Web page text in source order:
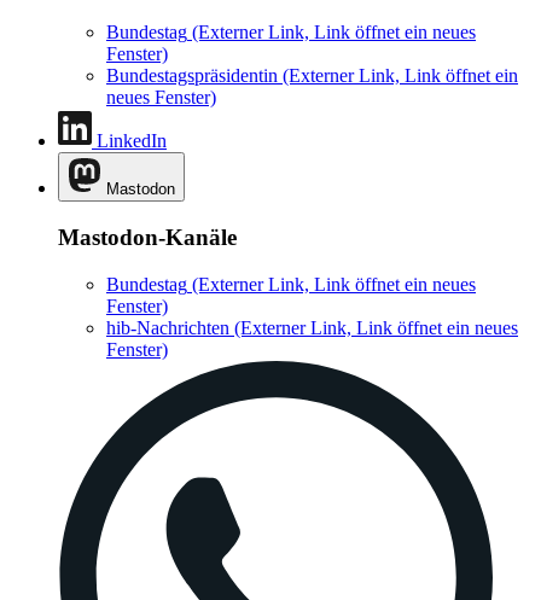
Bundestag (Externer Link, Link öffnet ein neues
Fenster)
Bundestagspräsidentin (Externer Link, Link öffnet ein
neues Fenster)
LinkedIn
Mastodon
Mastodon-Kanäle
Bundestag (Externer Link, Link öffnet ein neues
Fenster)
hib-Nachrichten (Externer Link, Link öffnet ein neues
Fenster)